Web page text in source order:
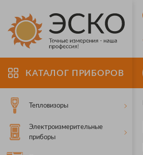
КАТАЛОГ ПРИБОРОВ
Тепловизоры
Электроизмерительные
приборы